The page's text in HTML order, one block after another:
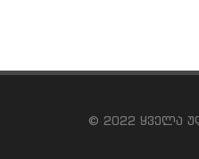
© 2022 ყველა